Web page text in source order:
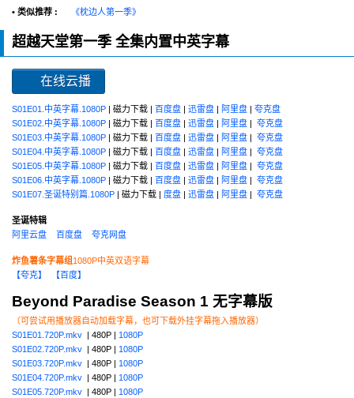
• 类似推荐 :
《枕边人第一季》
超越天堂第一季 全集内置中英字幕
在线云播
S01E01.中英字幕.1080P | 磁力下载 | 百度盘 | 迅雷盘 | 阿里盘 | 夸克盘
S01E02.中英字幕.1080P | 磁力下载 | 百度盘 | 迅雷盘 | 阿里盘 | 夸克盘
S01E03.中英字幕.1080P | 磁力下载 | 百度盘 | 迅雷盘 | 阿里盘 | 夸克盘
S01E04.中英字幕.1080P | 磁力下载 | 百度盘 | 迅雷盘 | 阿里盘 | 夸克盘
S01E05.中英字幕.1080P | 磁力下载 | 百度盘 | 迅雷盘 | 阿里盘 | 夸克盘
S01E06.中英字幕.1080P | 磁力下载 | 百度盘 | 迅雷盘 | 阿里盘 | 夸克盘
S01E07.圣诞特别篇.1080P | 磁力下载 | 度盘 | 迅雷盘 | 阿里盘 | 夸克盘
圣诞特辑
阿里云盘
百度盘 夸克网盘
炸鱼薯条字幕组 1080P中英双语字幕
【夸克】
【百度】
Beyond Paradise Season 1 无字幕版
（可尝试用播放器自动加载字幕，也可下载外挂字幕拖入播放器）
S01E01.720P.mkv | 480P | 1080P
S01E02.720P.mkv | 480P | 1080P
S01E03.720P.mkv | 480P | 1080P
S01E04.720P.mkv | 480P | 1080P
S01E05.720P.mkv | 480P | 1080P